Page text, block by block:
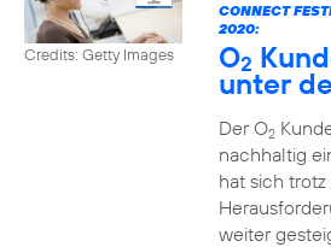
Credits: Getty Images
CONNECT
2020:
O2
unter
Der O2
nachhaltig
hat sich trotz
weiter